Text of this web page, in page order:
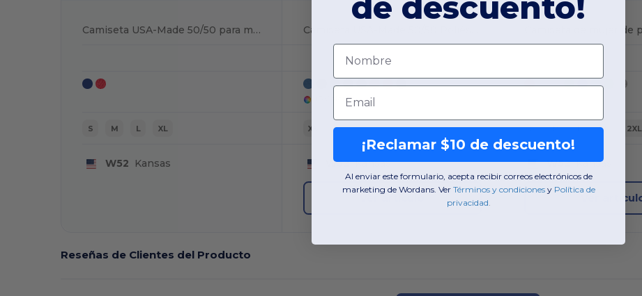
Camiseta USA-Made 50/50 para mujer
S M L XL
W52 Kansas
+3 Colores
XS
W52Kansas
Ver artículo
S M L XL 2XL
W52Kansas
Ver
Reseñas de Clientes del Producto
Nombre
Email
¡Reclamar $10 de descuento!
Al enviar este formulario, acepta recibir correos electrónicos de
marketing de Wordans. Ver​ Términos y condiciones​ y​ Política de
privacidad